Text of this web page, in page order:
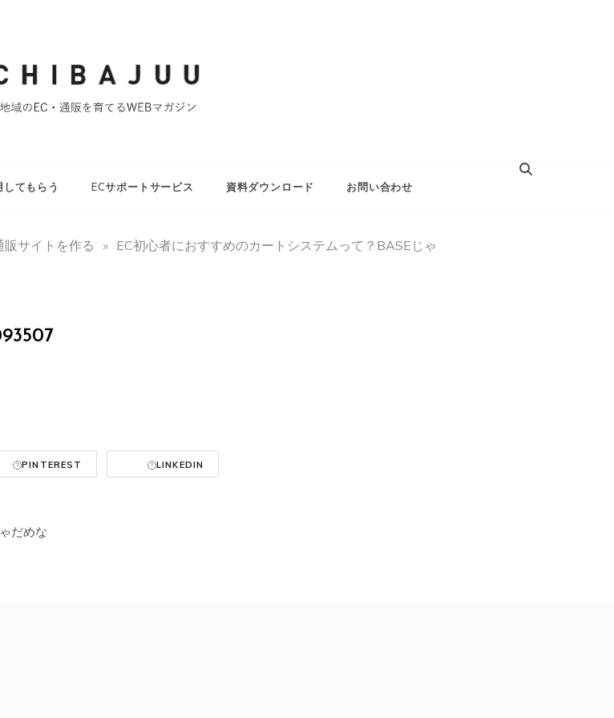
ブログ
してもらう ECサポートサービス 資料ダウンロード お問い合わせ
販サイトを作る » EC初心者におすすめのカートシステムって？BASEじゃ
PINTEREST LINKEDIN
だめな